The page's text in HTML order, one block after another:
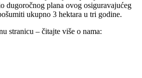
dugoročnog plana ovog osiguravajućeg
ukupno 3 hektara u tri godine.
stranicu – čitajte više o nama: